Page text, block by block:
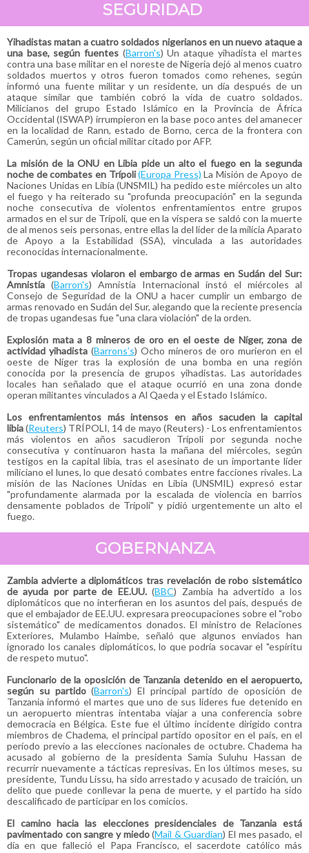
SEGURIDAD
Yihadistas matan a cuatro soldados nigerianos en un nuevo ataque a
una base, según fuentes (Barron's) Un ataque yihadista el martes
contra una base militar en el noreste de Nigeria dejó al menos cuatro
soldados muertos y otros fueron tomados como rehenes, según
informó una fuente militar y un residente, un día después de un
ataque similar que también cobró la vida de cuatro soldados.
Milicianos del grupo Estado Islámico en la Provincia de África
Occidental (ISWAP) irrumpieron en la base poco antes del amanecer
en la localidad de Rann, estado de Borno, cerca de la frontera con
Camerún, según un oficial militar citado por AFP.
La misión de la ONU en Libia pide un alto el fuego en la segunda
noche de combates en Trípoli(Europa Press) La Misión de Apoyo de
Naciones Unidas en Libia (UNSMIL) ha pedido este miércoles un alto
el fuego y ha reiterado su "profunda preocupación" en la segunda
noche consecutiva de violentos enfrentamientos entre grupos
armados en el sur de Trípoli, que en la víspera se saldó con la muerte
de al menos seis personas, entre ellas la del líder de la milicia Aparato
de Apoyo a la Estabilidad (SSA), vinculada a las autoridades
reconocidas internacionalmente.
Tropas ugandesas violaron el embargo de armas en Sudán del Sur:
Amnistía (Barron's) Amnistía Internacional instó el miércoles al
Consejo de Seguridad de la ONU a hacer cumplir un embargo de
armas renovado en Sudán del Sur, alegando que la reciente presencia
de tropas ugandesas fue "una clara violación" de la orden.
Explosión mata a 8 mineros de oro en el oeste de Níger, zona de
actividad yihadista(Barrons’s) Ocho mineros de oro murieron en el
oeste de Níger tras la explosión de una bomba en una región
conocida por la presencia de grupos yihadistas. Las autoridades
locales han señalado que el ataque ocurrió en una zona donde
operan militantes vinculados a Al Qaeda y el Estado Islámico.
Los enfrentamientos más intensos en años sacuden la capital
libia(Reuters) TRÍPOLI, 14 de mayo (Reuters) - Los enfrentamientos
más violentos en años sacudieron Trípoli por segunda noche
consecutiva y continuaron hasta la mañana del miércoles, según
testigos en la capital libia, tras el asesinato de un importante líder
miliciano el lunes, lo que desató combates entre facciones rivales. La
misión de las Naciones Unidas en Libia (UNSMIL) expresó estar
"profundamente alarmada por la escalada de violencia en barrios
densamente poblados de Trípoli" y pidió urgentemente un alto el
fuego.
GOBERNANZA
Zambia advierte a diplomáticos tras revelación de robo sistemático
de ayuda por parte de EE.UU.(BBC) Zambia ha advertido a los
diplomáticos que no interfieran en los asuntos del país, después de
que el embajador de EE.UU. expresara preocupaciones sobre el "robo
sistemático" de medicamentos donados. El ministro de Relaciones
Exteriores, Mulambo Haimbe, señaló que algunos enviados han
ignorado los canales diplomáticos, lo que podría socavar el "espíritu
de respeto mutuo".
Funcionario de la oposición de Tanzania detenido en el aeropuerto,
según su partido(Barron's) El principal partido de oposición de
Tanzania informó el martes que uno de sus líderes fue detenido en
un aeropuerto mientras intentaba viajar a una conferencia sobre
democracia en Bélgica. Este fue el último incidente dirigido contra
miembros de Chadema, el principal partido opositor en el país, en el
período previo a las elecciones nacionales de octubre. Chadema ha
acusado al gobierno de la presidenta Samia Suluhu Hassan de
recurrir nuevamente a tácticas represivas. En los últimos meses, su
presidente, Tundu Lissu, ha sido arrestado y acusado de traición, un
delito que puede conllevar la pena de muerte, y el partido ha sido
descalificado de participar en los comicios.
El camino hacia las elecciones presidenciales de Tanzania está
pavimentado con sangre y miedo(Mail & Guardian) El mes pasado, el
día en que falleció el Papa Francisco, el sacerdote católico más